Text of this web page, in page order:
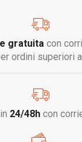
gratuitacon
ordini superiori a
24/48hcon